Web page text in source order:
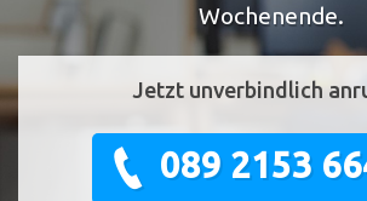
Wochenende.
Jetzt unverbindlich
089 2153